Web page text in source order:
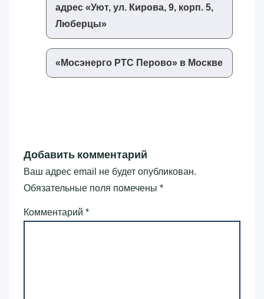
адрес «‎Уют, ул. Кирова, 9, корп. 5,
Люберцы»‎
«‎Мосэнерго РТС Перово»‎ в Москве
Добавить комментарий
Ваш адрес email не будет опубликован.
Обязательные поля помечены *
Комментарий *